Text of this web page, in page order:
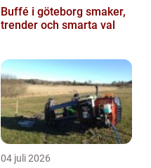
Buffé i göteborg smaker,
trender och smarta val
04 juli 2026